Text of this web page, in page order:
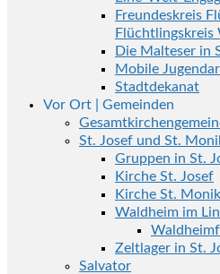
Freundeskreis
Die Malteser in
Mobile
Stadtdekanat
Vor Ort | Gemeinden
St. Josef und St.
Gruppen in St.
Kirche St. Josef
Kirche St.
Waldheim im
Zeltlager in St.
Salvator